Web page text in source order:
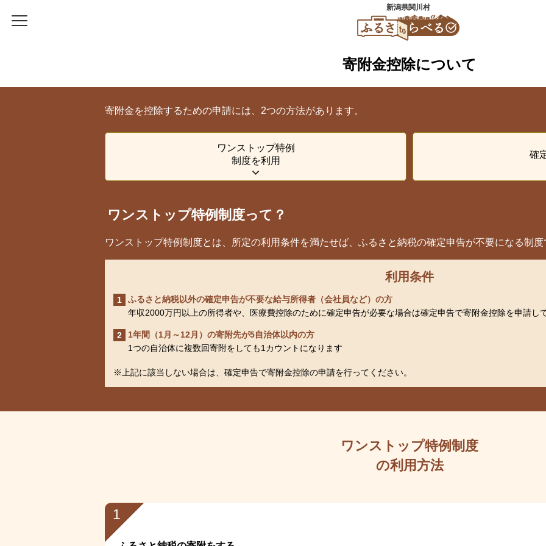
新潟県関川村
寄附金控除について
寄附金を控除するための申請には、2つの方法があります。
ワンストップ特例
制度を利用
確
ワンストップ特例制度って？
ワンストップ特例制度とは、所定の利用条件を満たせば、ふるさと納税の確定申告が不要になる制度
利用条件
1
ふるさと納税以外の確定申告が不要な給与所得者（会社員など）の方
年収2000万円以上の所得者や、医療費控除のために確定申告が必要な場合は確定申告で寄附金控除を申請し
2
1年間（1月～12月）の寄附先が5自治体以内の方
1つの自治体に複数回寄附をしても1カウントになります
※上記に該当しない場合は、確定申告で寄附金控除の申請を行ってください。
ワンストップ特例制度
の利用方法
1